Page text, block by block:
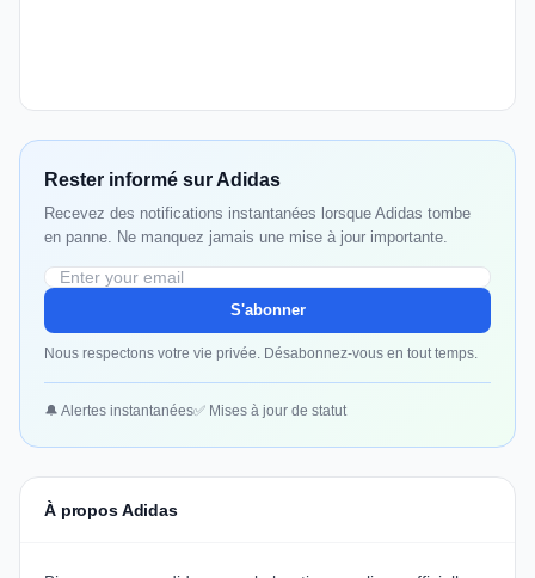
Rester informé sur Adidas
Recevez des notifications instantanées lorsque Adidas tombe
en panne. Ne manquez jamais une mise à jour importante.
S'abonner
Nous respectons votre vie privée. Désabonnez-vous en tout temps.
🔔 Alertes instantanées✅ Mises à jour de statut
À propos Adidas